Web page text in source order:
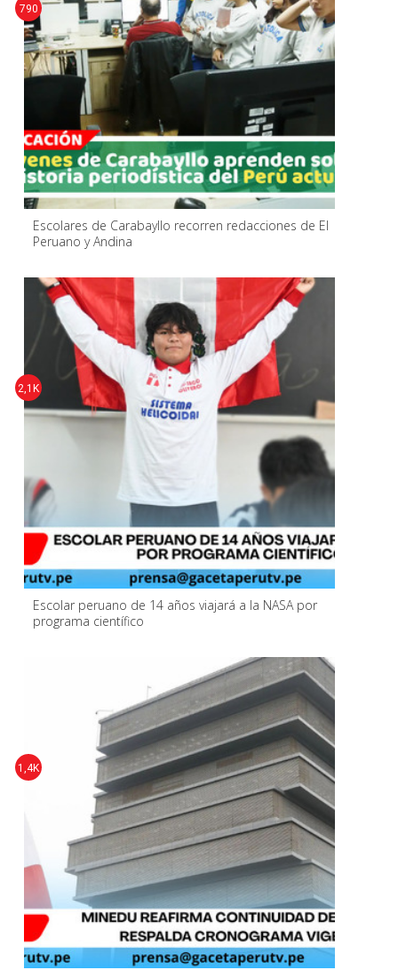
Escolares de Carabayllo recorren redacciones de El
Peruano y Andina
790
Escolar peruano de 14 años viajará a la NASA por
programa científico
2,1K
1,4K